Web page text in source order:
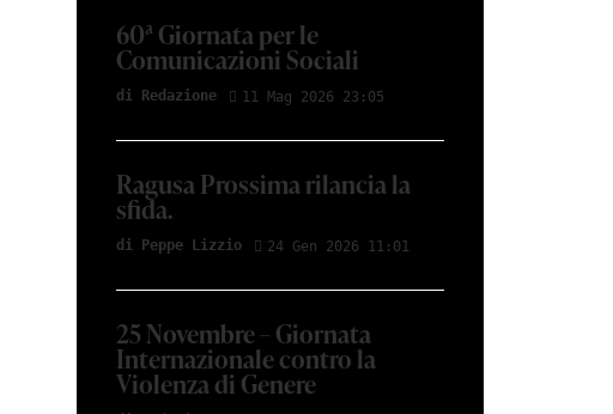
60ª Giornata per le
Comunicazioni Sociali
di Redazione 11 Mag 2026 23:05
Ragusa Prossima rilancia la
sfida.
di Peppe Lizzio 24 Gen 2026 11:01
25 Novembre – Giornata
Internazionale contro la
Violenza di Genere